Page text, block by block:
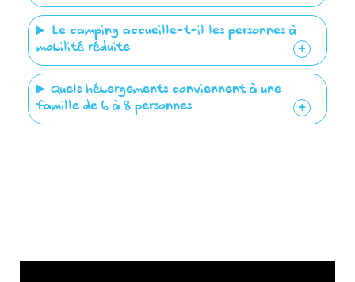
Le camping accueille-t-il les personnes à
mobilité réduite ?
Quels hébergements conviennent à une
famille de 6 à 8 personnes ?